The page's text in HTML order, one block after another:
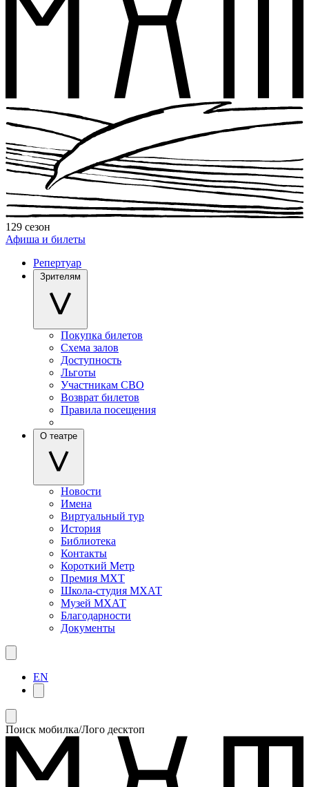
129 сезон
Афиша и билеты
Репертуар
Зрителям
Покупка билетов
Схема залов
Доступность
Льготы
Участникам СВО
Возврат билетов
Правила посещения
О театре
Новости
Имена
Виртуальный тур
История
Библиотека
Контакты
Короткий Метр
Премия МХТ
Школа-студия МХАТ
Музей МХАТ
Благодарности
Документы
EN
Поиск мобилка/Лого десктоп